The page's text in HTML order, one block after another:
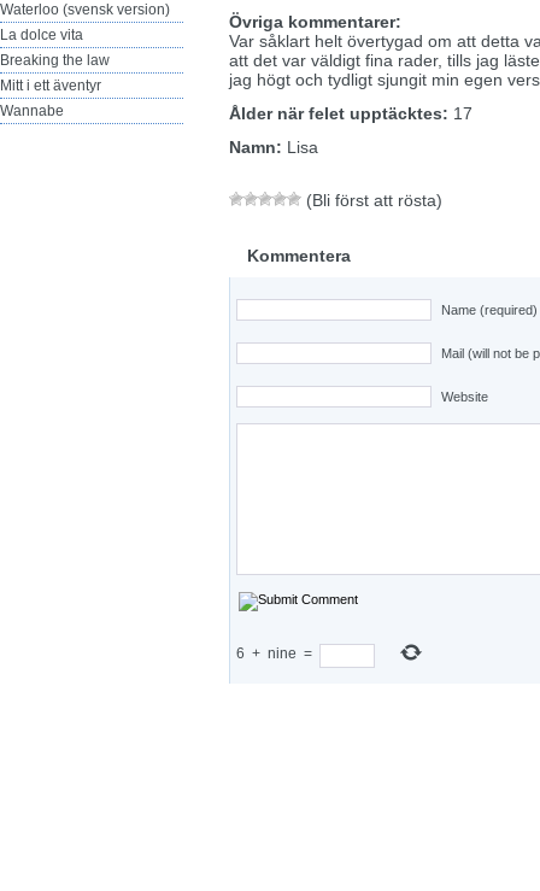
Waterloo (svensk version)
La dolce vita
Breaking the law
Mitt i ett äventyr
Wannabe
Övriga kommentarer:
Var såklart helt övertygad om att detta
att det var väldigt fina rader, tills jag
jag högt och tydligt sjungit min egen
Ålder när felet upptäcktes: 17
Namn: Lisa
(Bli först att rösta)
Kommentera
Name (required)
Mail (will not be
Website
6 + nine =